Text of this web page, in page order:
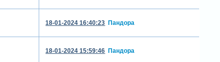
18-01-2024 16:40:23 Пандора
18-01-2024 15:59:46 Пандора